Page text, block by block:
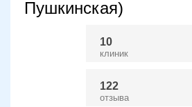
Пушкинская)
10
клиник
122
отзыва